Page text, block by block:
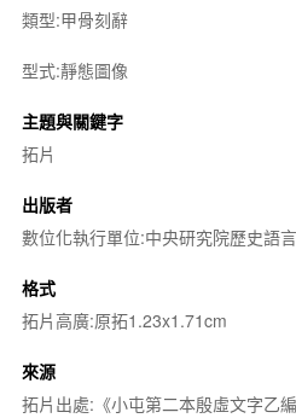
類型:甲骨刻辭
型式:靜態圖像
主題與關鍵字
拓片
出版者
數位化執行單位:中央研究院歷史語
格式
拓片高廣:原拓1.23x1.71cm
來源
拓片出處:《小屯第二本殷虛文字乙